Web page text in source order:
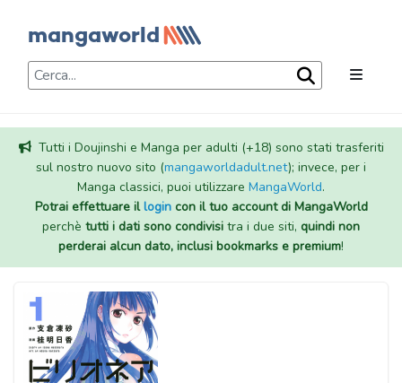
Tutti i Doujinshi e Manga per adulti (+18) sono stati trasferiti
sul nostro nuovo sito (mangaworldadult.net); invece, per i
Manga classici, puoi utilizzare MangaWorld.
Potrai effettuare illogincon il tuo account di MangaWorld
perchè tutti i dati sono condivisi tra i due siti, quindi non
perderai alcun dato, inclusi bookmarks e premium!